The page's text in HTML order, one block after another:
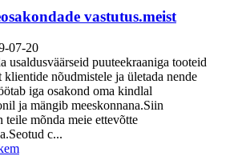
vastutus.meist
07-20
usaldusväärseid puuteekraaniga tooteid
klientide nõudmistele ja ületada nende
iga osakond oma kindlal
ja mängib meeskonnana.Siin
teile mõnda meie ettevõtte
c...